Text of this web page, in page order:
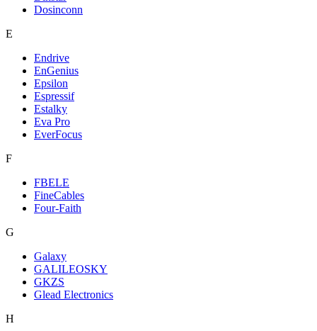
Dosinconn
E
Endrive
EnGenius
Epsilon
Espressif
Estalky
Eva Pro
EverFocus
F
FBELE
FineCables
Four-Faith
G
Galaxy
GALILEOSKY
GKZS
Glead Electronics
H